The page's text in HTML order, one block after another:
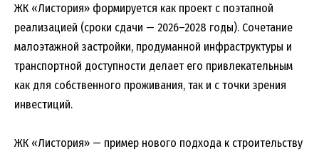
ЖК «Листория» формируется как проект с поэтапной
реализацией (сроки сдачи — 2026–2028 годы). Сочетание
малоэтажной застройки, продуманной инфраструктуры и
транспортной доступности делает его привлекательным
как для собственного проживания, так и с точки зрения
инвестиций.
ЖК «Листория» — пример нового подхода к строительству